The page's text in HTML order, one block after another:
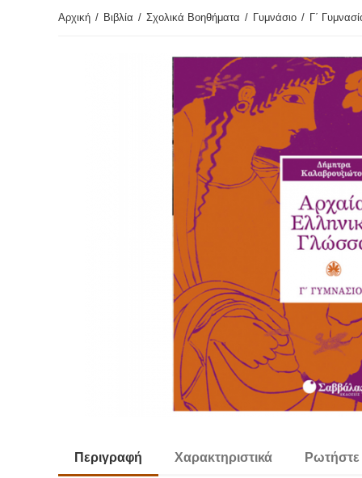
Αρχική / Βιβλία / Σχολικά Βοηθήματα / Γυμνάσιο / Γ΄
Περιγραφή Χαρακτηριστικά Ρωτήστε